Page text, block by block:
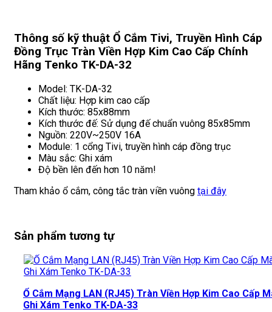
Thông số kỹ thuật Ổ Cắm Tivi, Truyền Hình Cáp
Đồng Trục Tràn Viền Hợp Kim Cao Cấp Chính
Hãng Tenko TK-DA-32
Model: TK-DA-32
Chất liệu: Hợp kim cao cấp
Kích thước: 85x88mm
Kích thước đế: Sử dụng đế chuẩn vuông 85x85mm
Nguồn: 220V~250V 16A
Module: 1 cổng Tivi, truyền hình cáp đồng trục
Màu sắc: Ghi xám
Độ bền lên đến hơn 10 năm!
Tham khảo ổ cắm, công tắc tràn viền vuông tại đây
Sản phẩm tương tự
Ổ Cắm Mạng LAN (RJ45) Tràn Viền Hợp Kim Cao Cấp
Ghi Xám Tenko TK-DA-33